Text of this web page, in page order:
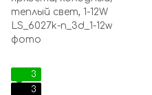
3
3